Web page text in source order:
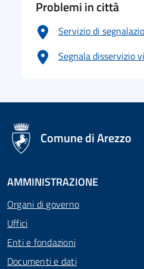
Problemi in città
Servizio di
Segnala disservizio
logo Unione Europea
Comune di Arezzo
AMMINISTRAZIONE
Organi di governo
Uffici
Enti e fondazioni
Documenti e dati